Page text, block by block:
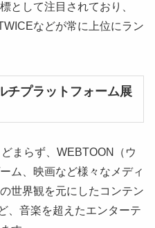
として注目されており、
などが常に上位にラン
チプラットフォーム展
まらず、WEBTOON（ウ
ム、映画など様々なメディ
世界観を元にしたコンテン
、音楽を超えたエンターテ